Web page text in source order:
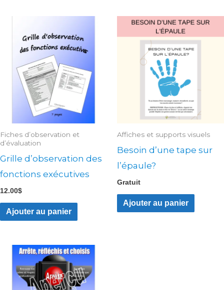
Fiches d’observation et
d’évaluation
Grille d’observation des
fonctions exécutives
12.00$
Ajouter au panier
Affiches et supports visuels
Besoin d’une tape sur
l’épaule?
Gratuit
Ajouter au panier